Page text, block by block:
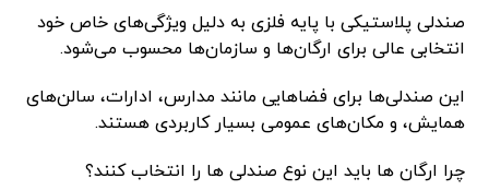
صندلی پلاستیکی با پایه فلزی به دلیل ویژگی‌های خاص خود
انتخابی عالی برای ارگان‌ها و سازمان‌ها محسوب می‌شود.
این صندلی‌ها برای فضاهایی مانند مدارس، ادارات، سالن‌های
همایش، و مکان‌های عمومی بسیار کاربردی هستند.
چرا ارگان ها باید این نوع صندلی ها را انتخاب کنند؟